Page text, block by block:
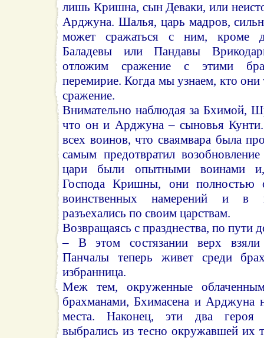
лишь Кришна, сын Деваки, или
Арджуна. Шалья, царь мадров,
может сражаться с ним, кроме
Баладевы или Пандавы
отложим сражение с этими
перемирие. Когда мы узнаем, кто
сражение.
Внимательно наблюдая за Бхимой,
что он и Арджуна – сыновья
всех воинов, что сваямвара была
самым предотвратил
цари были опытными воинами
Господа Кришны, они полностью
воинственных намерений и в
разъехались по своим царствам.
Возвращаясь с празднества, по пути
– В этом состязании верх
Панчалы теперь живет среди
избранница.
Меж тем, окруженные
брахманами, Бхимасена и Арджуна
места. Наконец, эти два героя
выбрались из тесно окружавшей их